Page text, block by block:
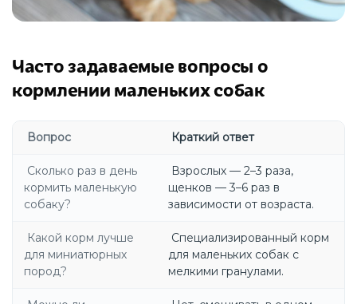
Часто задаваемые вопросы о
кормлении маленьких собак
Вопрос Краткий ответ
Сколько раз в день
кормить маленькую
собаку?
Взрослых — 2–3 раза,
щенков — 3–6 раз в
зависимости от возраста.
Какой корм лучше
для миниатюрных
пород?
Специализированный корм
для маленьких собак с
мелкими гранулами.